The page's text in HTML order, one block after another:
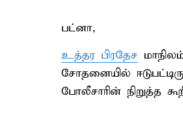
பட்னா,
உத்தர பிரதேச
சோதனையில்
போலீசாரின் நிறுத்த